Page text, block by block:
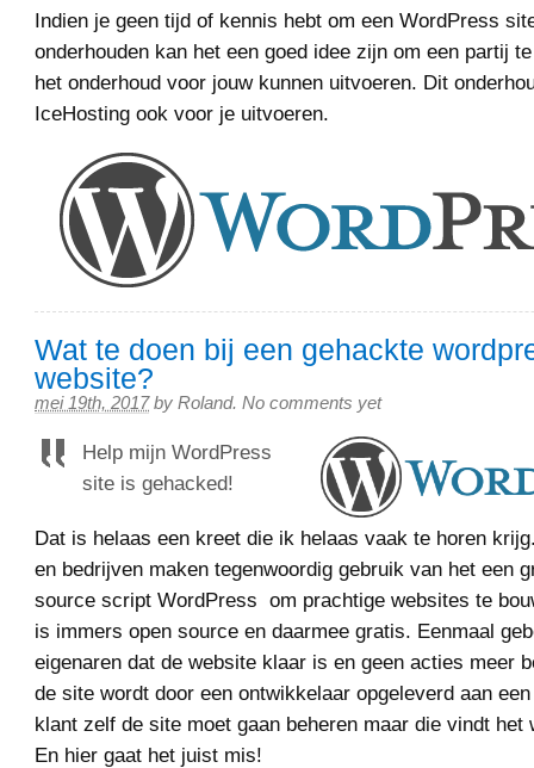
Indien je geen tijd of kennis hebt om een WordPress
onderhouden kan het een goed idee zijn om een partij
het onderhoud voor jouw kunnen uitvoeren. Dit
IceHosting ook voor je uitvoeren.
Wat te doen bij een gehackte
website?
mei 19th, 2017 by Roland. No comments yet
Help mijn WordPress
site is gehacked!
Dat is helaas een kreet die ik helaas vaak te horen
en bedrijven maken tegenwoordig gebruik van het een
source script WordPress om prachtige websites te
is immers open source en daarmee gratis. Eenmaal
eigenaren dat de website klaar is en geen acties meer
de site wordt door een ontwikkelaar opgeleverd aan
klant zelf de site moet gaan beheren maar die vindt het
En hier gaat het juist mis!